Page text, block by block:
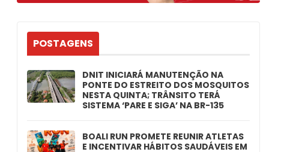
POSTAGENS
DNIT INICIARÁ MANUTENÇÃO NA
PONTE DO ESTREITO DOS MOSQUITOS
NESTA QUINTA; TRÂNSITO TERÁ
SISTEMA ‘PARE E SIGA’ NA BR-135
BOALI RUN PROMETE REUNIR ATLETAS
E INCENTIVAR HÁBITOS SAUDÁVEIS EM